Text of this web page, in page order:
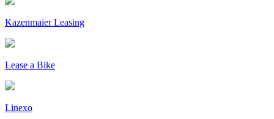
Kazenmaier Leasing
Lease a Bike
Linexo